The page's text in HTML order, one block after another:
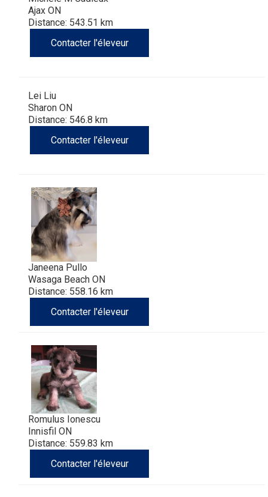
Ajax ON
Distance: 543.51 km
Contacter l'éleveur
Lei Liu
Sharon ON
Distance: 546.8 km
Contacter l'éleveur
Janeena Pullo
Wasaga Beach ON
Distance: 558.16 km
Contacter l'éleveur
Romulus Ionescu
Innisfil ON
Distance: 559.83 km
Contacter l'éleveur